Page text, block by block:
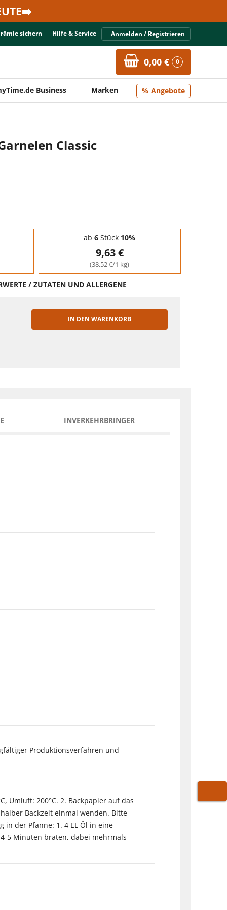
sichern Hilfe & Service Anmelden / Registrieren
0,00 € 0
Business Marken Angebote
Classic
ab 6 Stück 10%
9,63 €
(38,52 €/1 kg)
/ ZUTATEN UND ALLERGENE
IN DEN WARENKORB
INVERKEHRBRINGER
Produktionsverfahren und
Umluft: 200°C. 2. Backpapier auf das
Backzeit einmal wenden. Bitte
in der Pfanne: 1. 4 EL Öl in eine
5 Minuten braten, dabei mehrmals